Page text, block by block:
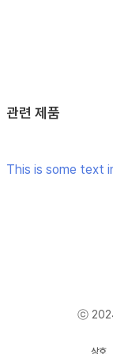
관련 제품
This is some text
ⓒ
상호